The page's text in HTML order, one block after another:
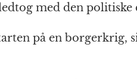
med den politiske
på en borgerkrig,